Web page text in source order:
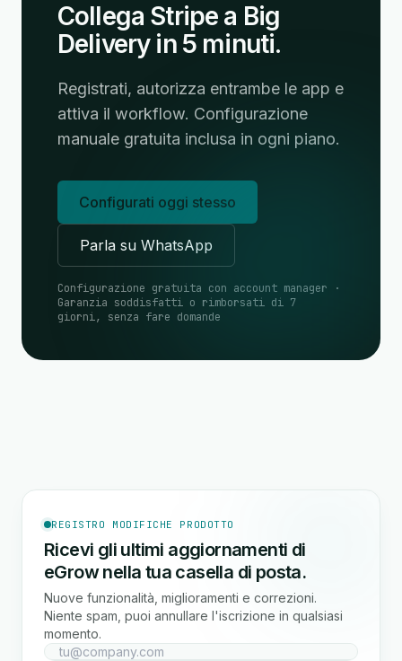
Collega Stripe a Big
Delivery in 5 minuti.
Registrati, autorizza entrambe le app e
attiva il workflow. Configurazione
manuale gratuita inclusa in ogni piano.
Configurati oggi stesso
Parla su WhatsApp
Configurazione gratuita con account manager ·
Garanzia soddisfatti o rimborsati di 7
giorni, senza fare domande
REGISTRO MODIFICHE PRODOTTO
Ricevi gli ultimi aggiornamenti di
eGrow nella tua casella di posta.
Nuove funzionalità, miglioramenti e correzioni.
Niente spam, puoi annullare l'iscrizione in qualsiasi
momento.